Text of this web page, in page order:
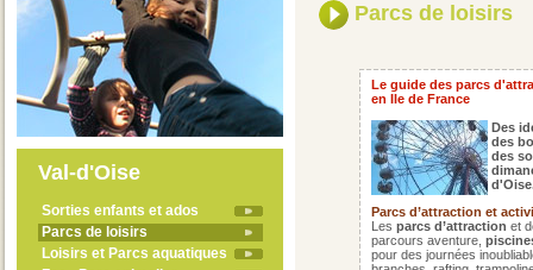
Val-d'Oise
Sorties enfants et ados
Parcs de loisirs
Loisirs et Parcs aquatiques
Parcs de loisirs
Le guide des parcs
en Ile de France
Des
des
des
Parcs d’attraction et
Les parcs d’attraction et
parcours aventure,
pour des journées